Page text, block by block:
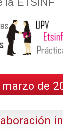
marzo de